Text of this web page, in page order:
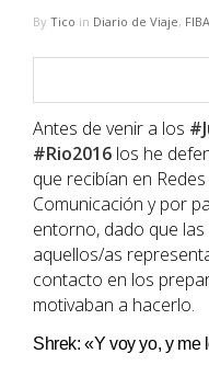
MULTIMEDIA
By Tico in Diario de Viaje,
Antes de venir a los
#Rio2016 los he
que recibían en
Comunicación y por
entorno, dado que
aquellos/as
contacto en los
motivaban a hacerlo.
Shrek: «Y voy yo, y me